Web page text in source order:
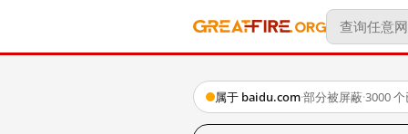
属于 baidu.com·部分被屏蔽·3000